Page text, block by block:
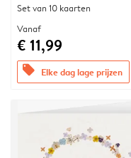
Set van 10 kaarten
Vanaf
€ 11,99
offers Elke dag lage prijzen